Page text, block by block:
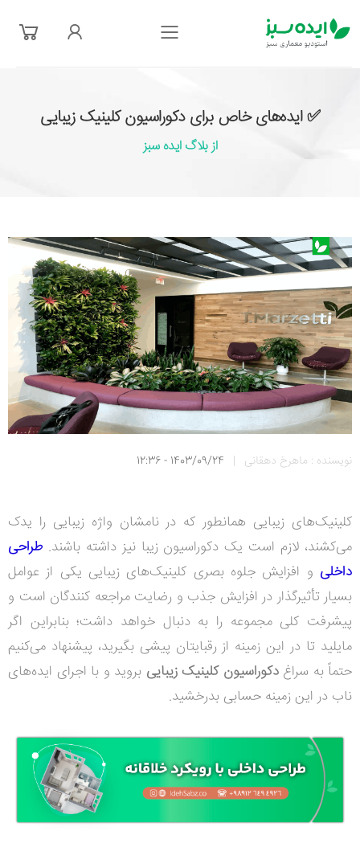
فهرست
✅ ایده‌های خاص برای دکوراسیون کلینیک زیبایی
از بلاگ ایده سبز
نویسنده : ماهرخ دهقانی |
1403/09/24 - 12:36
کلینیک‌های زیبایی همانطور که در نامشان واژه زیبایی را یدک
می‌کشند، لازم است یک دکوراسیون زیبا نیز داشته باشند. طراحی
داخلی و افزایش جلوه بصری کلینیک‌های زیبایی یکی از عوامل
بسیار تأثیرگذار در افزایش جذب و رضایت مراجعه کنندگان است و
پیشرفت کلی مجموعه را به دنبال خواهد داشت؛ بنابراین اگر
مایلید تا در این زمینه از رقبایتان پیشی بگیرید، پیشنهاد می‌کنیم
حتماً به سراغدکوراسیون کلینیک زیبایی بروید و با اجرای ایده‌های
ناب در این زمینه حسابی بدرخشید.